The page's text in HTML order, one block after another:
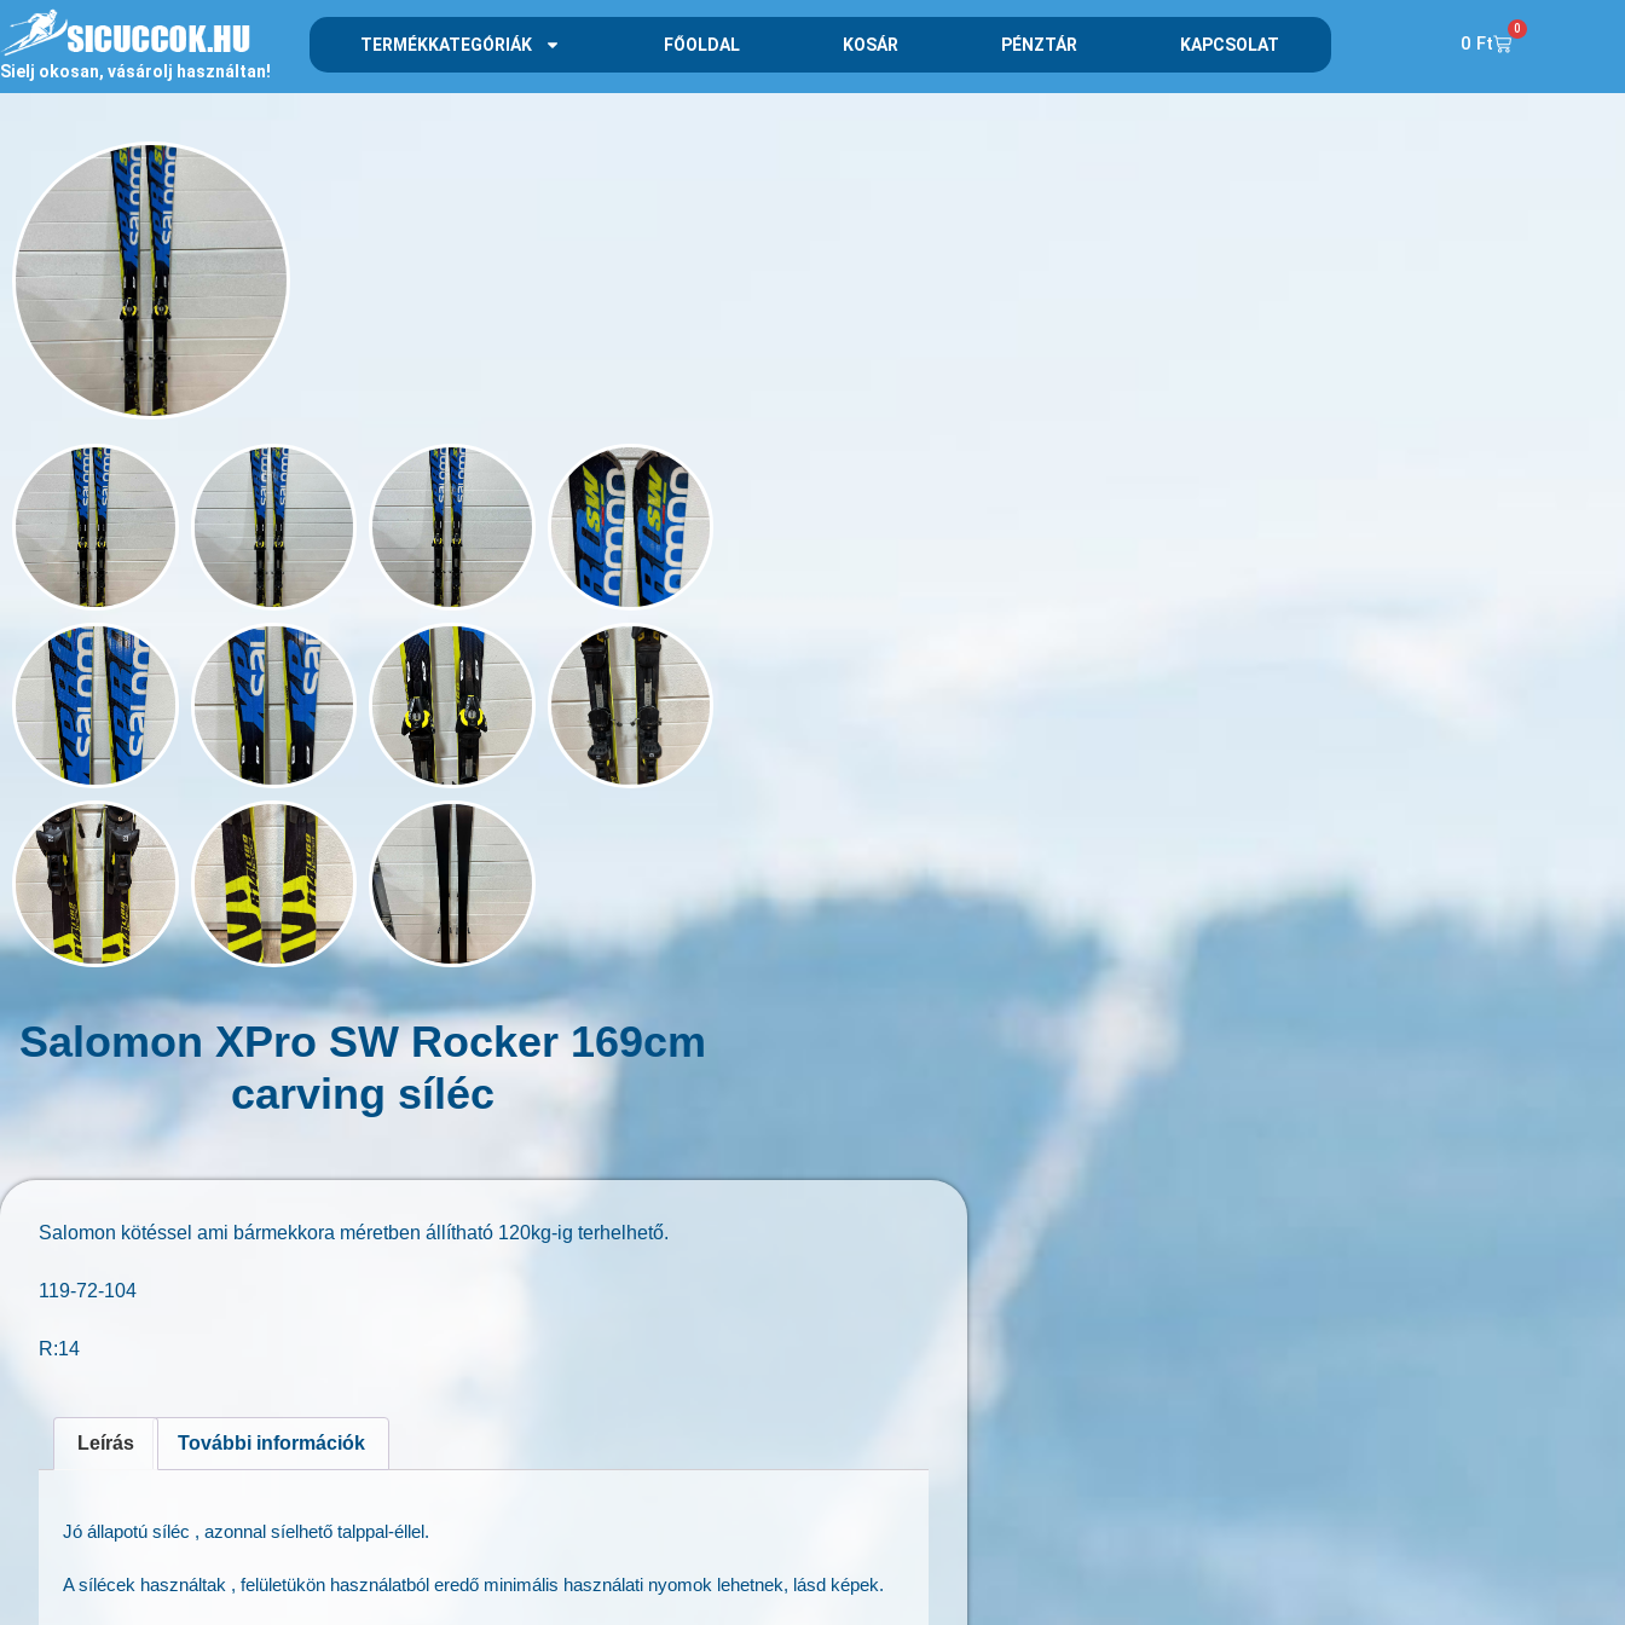
Sielj okosan, vásárolj használtan!
TERMÉKKATEGÓRIÁK FŐOLDAL KOSÁR PÉNZTÁR KAPCSOLAT 0 Ft
0
Salomon XPro SW Rocker 169cm
carving síléc
Salomon kötéssel ami bármekkora méretben állítható 120kg-ig terhelhető.
119-72-104
R:14
Leírás További információk
Jó állapotú síléc , azonnal síelhető talppal-éllel.
A sílécek használtak , felületükön használatból eredő minimális használati nyomok lehetnek, lásd képek.